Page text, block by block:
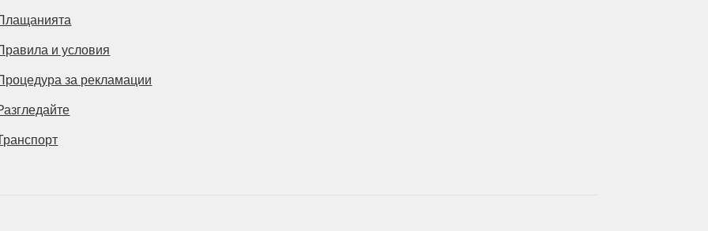
и условия
за рекламации